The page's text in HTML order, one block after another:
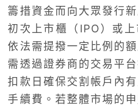
籌措資金而向大眾發行
初次上市櫃（IPO）或
依法需提撥一定比例的
需透過證券商的交易平
扣款日確保交割帳戶內
手續費。若整體市場的